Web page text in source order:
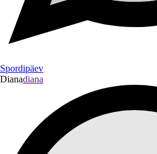
Spordipäev
Dianadiana